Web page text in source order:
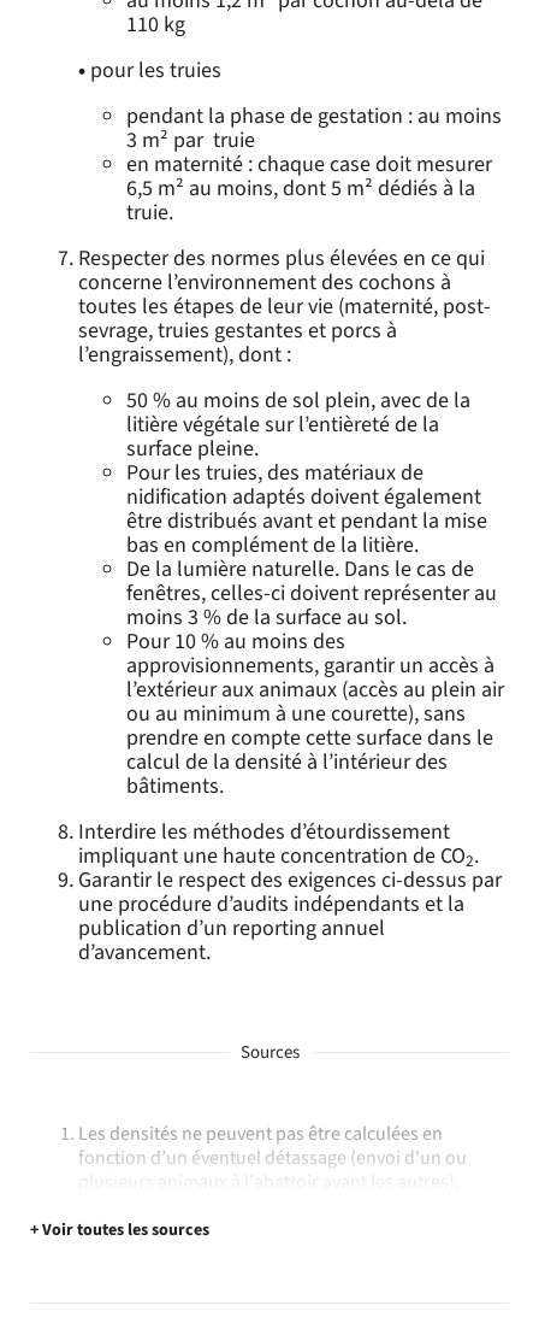
110 kg
• pour les truies
pendant la phase de gestation : au moins
3 m² par truie
en maternité : chaque case doit mesurer
6,5 m² au moins, dont 5 m² dédiés à la
truie.
Respecter des normes plus élevées en ce qui
concerne l’environnement des cochons à
toutes les étapes de leur vie (maternité, post-
sevrage, truies gestantes et porcs à
l’engraissement), dont :
50 % au moins de sol plein, avec de la
litière végétale sur l’entièreté de la
surface pleine.
Pour les truies, des matériaux de
nidification adaptés doivent également
être distribués avant et pendant la mise
bas en complément de la litière.
De la lumière naturelle. Dans le cas de
fenêtres, celles-ci doivent représenter au
moins 3 % de la surface au sol.
Pour 10 % au moins des
approvisionnements, garantir un accès à
l’extérieur aux animaux (accès au plein air
ou au minimum à une courette), sans
prendre en compte cette surface dans le
calcul de la densité à l’intérieur des
bâtiments.
Interdire les méthodes d’étourdissement
impliquant une haute concentration de CO2.
Garantir le respect des exigences ci-dessus par
une procédure d’audits indépendants et la
publication d’un reporting annuel
d’avancement.
Sources
Les densités ne peuvent pas être calculées en
fonction d’un éventuel détassage (envoi d'un ou
plusieurs animaux à l'abattoir avant les autres).
+ Voir toutes les sources